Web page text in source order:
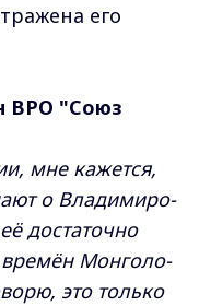
его
ВРО "Союз
мне кажется,
о Владимиро-
достаточно
Монголо-
это только